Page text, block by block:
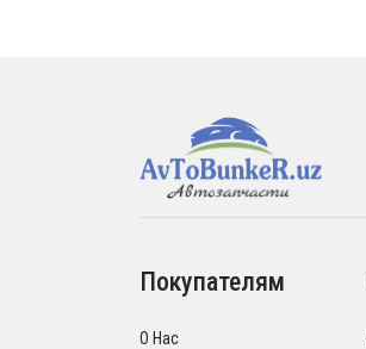
Покупателям
О Нас